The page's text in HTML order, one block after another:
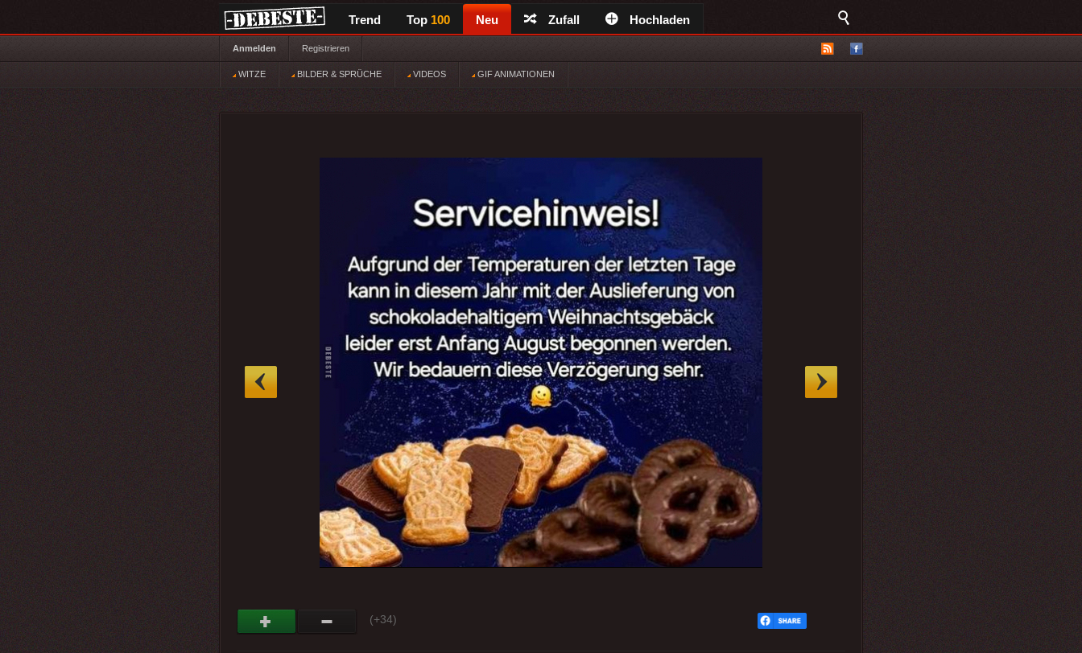
Trend Top 100 Neu Zufall Hochladen
Anmelden Registrieren
WITZE BILDER & SPRÜCHE VIDEOS GIF ANIMATIONEN
(+34)